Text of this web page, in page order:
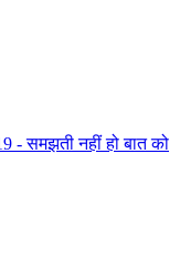
- समझती नहीं हो बात को